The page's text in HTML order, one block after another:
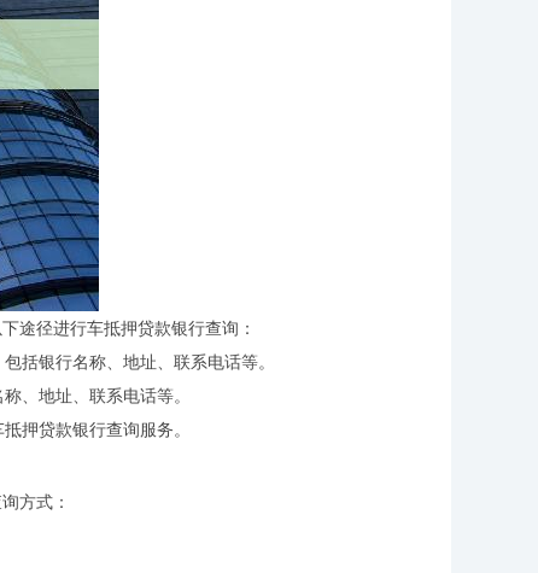
途径进行车抵押贷款银行查询：
括银行名称、地址、联系电话等。
、地址、联系电话等。
押贷款银行查询服务。
方式：